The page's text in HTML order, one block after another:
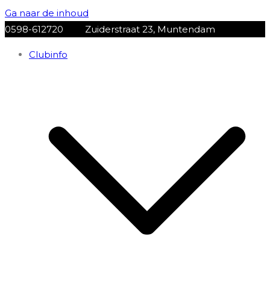
Ga naar de inhoud
0598-612720
Zuiderstraat 23, Muntendam
Clubinfo